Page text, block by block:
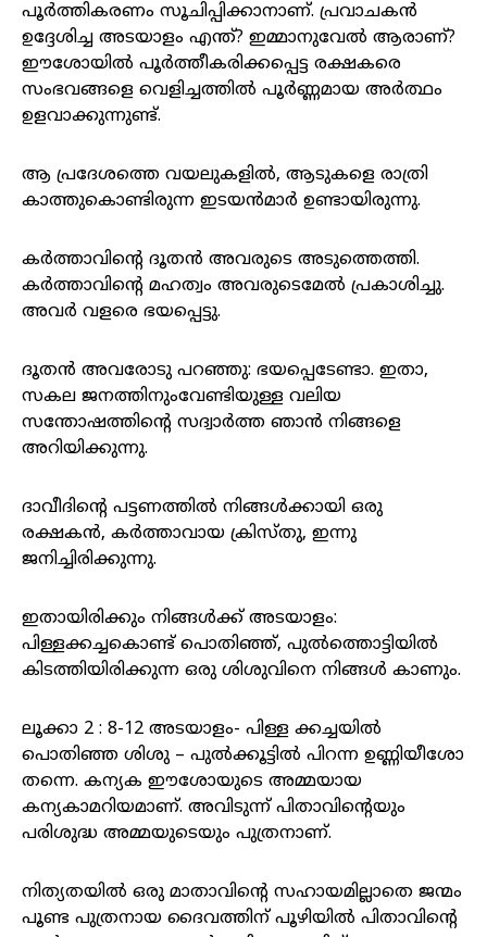
പൂർത്തികരണം സൂചിപ്പിക്കാനാണ്. പ്രവാചകന്‍
ഉദ്ദേശിച്ച അടയാളം എന്ത്? ഇമ്മാനുവേൽ ആരാണ്?
ഈശോയിൽ പൂർത്തീകരിക്കപ്പെട്ട രക്ഷകരെ
സംഭവങ്ങളെ വെളിച്ചത്തിൽ പൂർണ്ണമായ അർത്ഥം
ഉളവാക്കുന്നുണ്ട്.
ആ പ്രദേശത്തെ വയലുകളില്‍, ആടുകളെ രാത്രി
കാത്തുകൊണ്ടിരുന്ന ഇടയന്‍മാര്‍ ഉണ്ടായിരുന്നു.
കര്‍ത്താവിന്റെ ദൂതന്‍ അവരുടെ അടുത്തെത്തി.
കര്‍ത്താവിന്റെ മഹത്വം അവരുടെമേല്‍ പ്രകാശിച്ചു.
അവര്‍ വളരെ ഭയപ്പെട്ടു.
ദൂതന്‍ അവരോടു പറഞ്ഞു: ഭയപ്പെടേണ്ടാ. ഇതാ,
സകല ജനത്തിനുംവേണ്ടിയുള്ള വലിയ
സന്തോഷത്തിന്റെ സദ്വാര്‍ത്ത ഞാന്‍ നിങ്ങളെ
അറിയിക്കുന്നു.
ദാവീദിന്റെ പട്ടണത്തില്‍ നിങ്ങള്‍ക്കായി ഒരു
രക്ഷകന്‍, കര്‍ത്താവായ ക്രിസ്‌തു, ഇന്നു
ജനിച്ചിരിക്കുന്നു.
ഇതായിരിക്കും നിങ്ങള്‍ക്ക്‌ അടയാളം:
പിള്ളക്കച്ചകൊണ്ട്‌ പൊതിഞ്ഞ്‌, പുല്‍ത്തൊട്ടിയില്‍
കിടത്തിയിരിക്കുന്ന ഒരു ശിശുവിനെ നിങ്ങള്‍ കാണും.
ലൂക്കാ 2 : 8-12 അടയാളം- പിള്ള ക്കച്ചയിൽ
പൊതിഞ്ഞ ശിശു – പുൽക്കൂട്ടിൽ പിറന്ന ഉണ്ണിയീശോ
തന്നെ. കന്യക ഈശോയുടെ അമ്മയായ
കന്യകാമറിയമാണ്. അവിടുന്ന് പിതാവിന്റെയും
പരിശുദ്ധ അമ്മയുടെയും പുത്രനാണ്.
നിത്യതയിൽ ഒരു മാതാവിന്റെ സഹായമില്ലാതെ ജന്മം
പൂണ്ട പുത്രനായ ദൈവത്തിന് പൂഴിയിൽ പിതാവിന്റെ